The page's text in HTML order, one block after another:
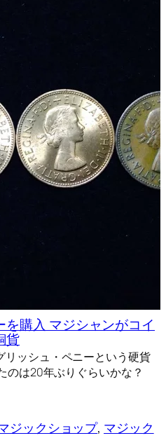
購入 マジシャンがコイ
貨
リッシュ・ペニーという硬貨
のは20年ぶりぐらいかな？
ジックショップ, マジック